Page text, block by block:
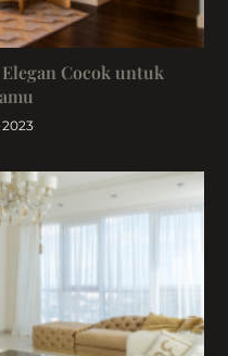
Cocok untuk